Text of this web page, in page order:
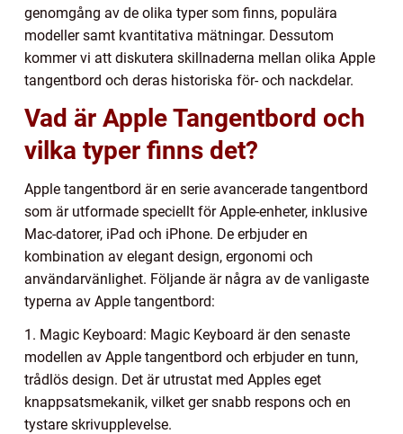
genomgång av de olika typer som finns, populära
modeller samt kvantitativa mätningar. Dessutom
kommer vi att diskutera skillnaderna mellan olika Apple
tangentbord och deras historiska för- och nackdelar.
Vad är Apple Tangentbord och
vilka typer finns det?
Apple tangentbord är en serie avancerade tangentbord
som är utformade speciellt för Apple-enheter, inklusive
Mac-datorer, iPad och iPhone. De erbjuder en
kombination av elegant design, ergonomi och
användarvänlighet. Följande är några av de vanligaste
typerna av Apple tangentbord:
1. Magic Keyboard: Magic Keyboard är den senaste
modellen av Apple tangentbord och erbjuder en tunn,
trådlös design. Det är utrustat med Apples eget
knappsatsmekanik, vilket ger snabb respons och en
tystare skrivupplevelse.